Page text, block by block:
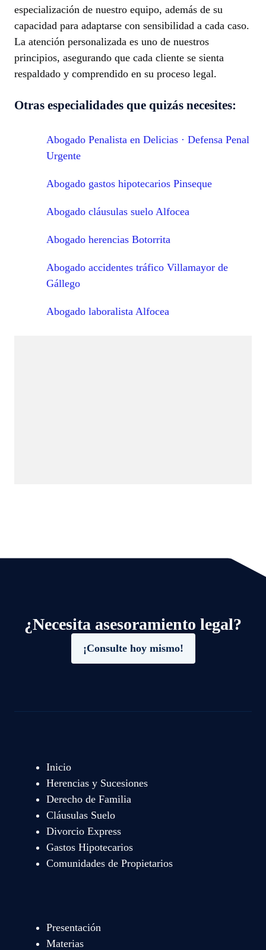
especialización de nuestro equipo, además de su
capacidad para adaptarse con sensibilidad a cada caso.
La atención personalizada es uno de nuestros
principios, asegurando que cada cliente se sienta
respaldado y comprendido en su proceso legal.
Otras especialidades que quizás necesites:
Abogado Penalista en Delicias · Defensa Penal
Urgente
Abogado gastos hipotecarios Pinseque
Abogado cláusulas suelo Alfocea
Abogado herencias Botorrita
Abogado accidentes tráfico Villamayor de
Gállego
Abogado laboralista Alfocea
¿Necesita asesoramiento legal?
¡Consulte hoy mismo!
Inicio
Herencias y Sucesiones
Derecho de Familia
Cláusulas Suelo
Divorcio Express
Gastos Hipotecarios
Comunidades de Propietarios
Presentación
Materias